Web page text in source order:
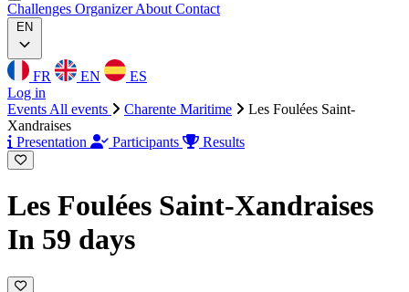
Challenges OrganizerAbout Contact
EN
FR EN
ES
Log in
Events All events Charente Maritime
Les Foulées Saint-
Xandraises
Presentation
Participants Results
Les Foulées Saint-Xandraises
In 59 days